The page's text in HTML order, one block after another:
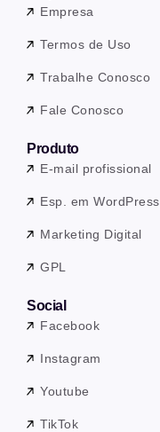
Empresa
Termos de Uso
Trabalhe Conosco
Fale Conosco
Produto
E-mail profissional
Esp. em WordPress
Marketing Digital
GPL
Social
Facebook
Instagram
Youtube
TikTok